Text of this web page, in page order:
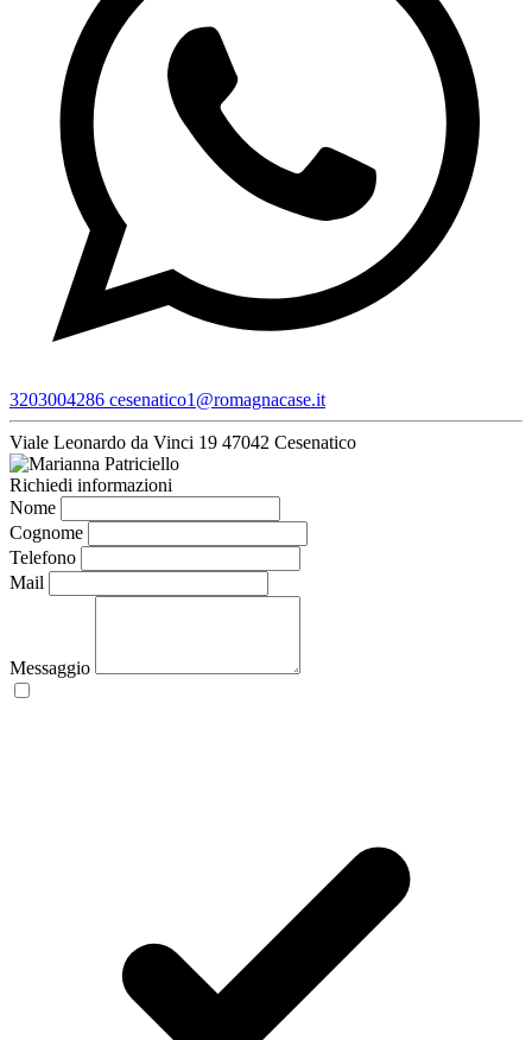
3203004286 cesenatico1@romagnacase.it
Viale Leonardo da Vinci 19 47042 Cesenatico
Richiedi informazioni
Nome
Cognome
Telefono
Mail
Messaggio